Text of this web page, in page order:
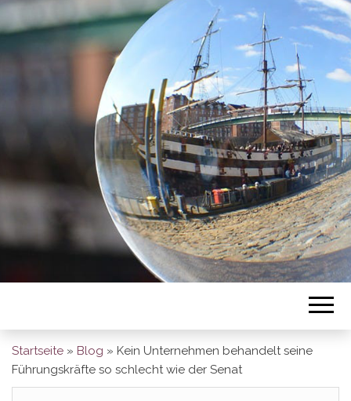
BREMEN SO
GESEHEN
Startseite » Blog » Kein Unternehmen behandelt seine
Führungskräfte so schlecht wie der Senat